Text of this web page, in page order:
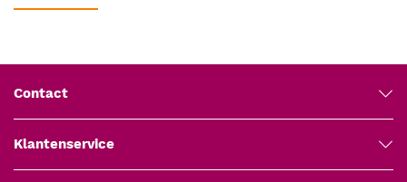
desinfectantia, oplosmiddelen en lichaamsvloeistoffen, en scheuren
minder snel door dan vinyl.
Waar let u op bij de keuze?
Contact
Klantenservice